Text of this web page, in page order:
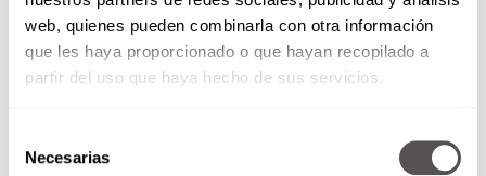
web, quienes pueden combinarla con otra información
que les haya proporcionado o que hayan recopilado a
partir del uso que haya hecho de sus servicios.
Necesarias
¿Imaginan cuidar su piel con
caviar y algas marinas?